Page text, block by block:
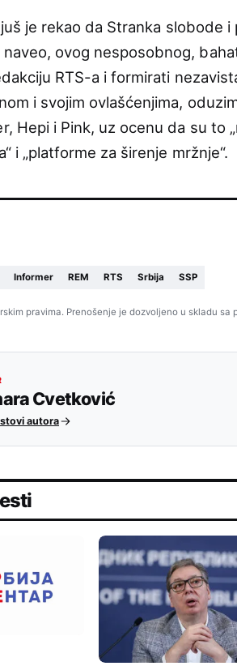
je rekao da Stranka slobode
naveo, ovog nesposobnog,
RTS-a i formirati
i svojim ovlašćenjima,
Hepi i Pink, uz ocenu da su to
i „platforme za širenje mržnje“.
Informer REM RTS Srbija SSP
pravima. Prenošenje je dozvoljeno u skladu sa
Cvetković
autora